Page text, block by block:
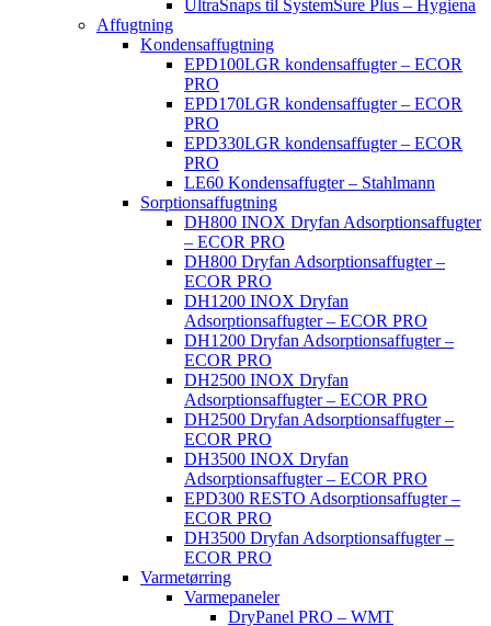
UltraSnaps til SystemSure Plus – Hygiena
Affugtning
Kondensaffugtning
EPD100LGR kondensaffugter – ECOR
PRO
EPD170LGR kondensaffugter – ECOR
PRO
EPD330LGR kondensaffugter – ECOR
PRO
LE60 Kondensaffugter – Stahlmann
Sorptionsaffugtning
DH800 INOX Dryfan Adsorptionsaffugter
– ECOR PRO
DH800 Dryfan Adsorptionsaffugter –
ECOR PRO
DH1200 INOX Dryfan
Adsorptionsaffugter – ECOR PRO
DH1200 Dryfan Adsorptionsaffugter –
ECOR PRO
DH2500 INOX Dryfan
Adsorptionsaffugter – ECOR PRO
DH2500 Dryfan Adsorptionsaffugter –
ECOR PRO
DH3500 INOX Dryfan
Adsorptionsaffugter – ECOR PRO
EPD300 RESTO Adsorptionsaffugter –
ECOR PRO
DH3500 Dryfan Adsorptionsaffugter –
ECOR PRO
Varmetørring
Varmepaneler
DryPanel PRO – WMT